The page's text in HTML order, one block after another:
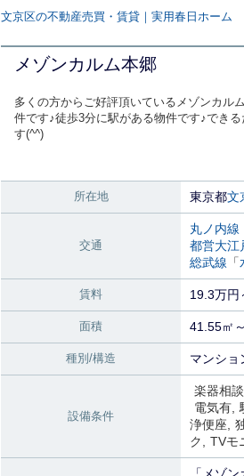
文京区の不動産売買・賃貸｜実用春日ホーム
メゾンカルム本郷
多くの方からご好評頂いているメゾンカル
件です♪徒歩3分に駅がある物件です♪でき
す(^^)
所在地 東京都文
交通
丸ノ内線
都営大江
総武線 「
賃料 19.3万円
面積 41.55㎡
種別/構造 マンショ
設備条件
楽器相談
電気有
浄便座
ク
TVモ